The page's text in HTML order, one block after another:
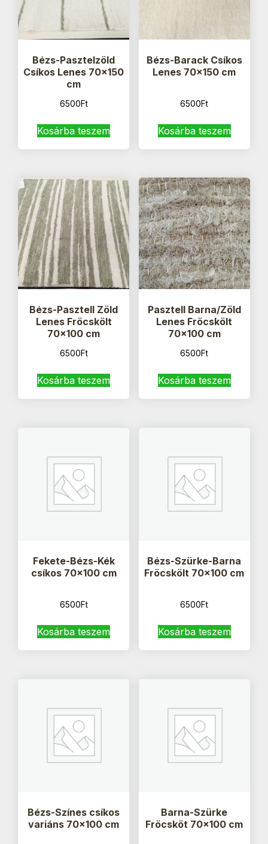
Bézs-Pasztelzöld
Csíkos Lenes 70×150
cm
6500Ft
Kosárba teszem
Bézs-Barack Csíkos
Lenes 70×150 cm
6500Ft
Kosárba teszem
Bézs-Pasztell Zöld
Lenes Fröcskölt
70×100 cm
6500Ft
Kosárba teszem
Pasztell Barna/Zöld
Lenes Fröcskölt
70×100 cm
6500Ft
Kosárba teszem
Fekete-Bézs-Kék
csíkos 70×100 cm
6500Ft
Kosárba teszem
Bézs-Szürke-Barna
Fröcskölt 70×100 cm
6500Ft
Kosárba teszem
Bézs-Színes csíkos
variáns 70×100 cm
Barna-Szürke
Fröcsköt 70×100 cm